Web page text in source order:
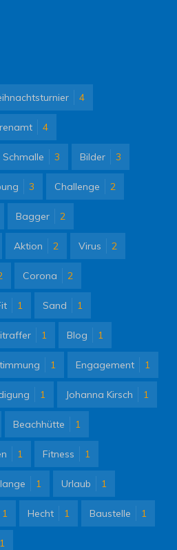
4
4
Schmalle 3 Bilder 3
3 Challenge 2
Bagger 2
Aktion 2 Virus 2
Corona 2
1 Sand 1
1 Blog 1
1 Engagement 1
1 Johanna Kirsch 1
Beachhütte 1
1 Fitness 1
1 Urlaub 1
1 Hecht 1 Baustelle 1
1